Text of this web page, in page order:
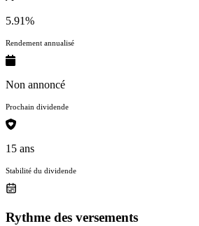
5.91%
Rendement annualisé
Non annoncé
Prochain dividende
15 ans
Stabilité du dividende
Rythme des versements